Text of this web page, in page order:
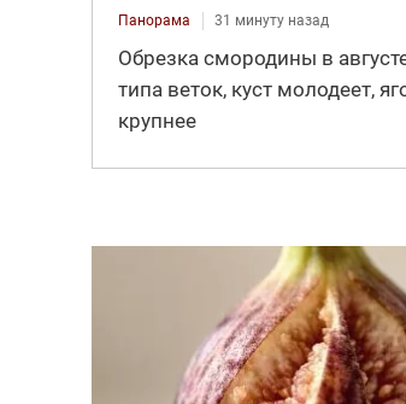
Панорама 31 минуту назад
Обрезка смородины в
типа веток, куст молодеет,
крупнее